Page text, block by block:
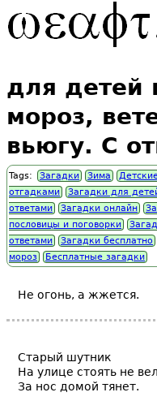
для детей
мороз,
вьюгу. С
Tags: Загадки Зима
отгадками
Загадки для
ответами
Загадки онлайн
пословицы и поговорки
ответами
Загадки бесплатно
мороз
Бесплатные загадки
Не огонь, а жжется.
Старый шутник
На улице стоять не
За нос домой тянет.